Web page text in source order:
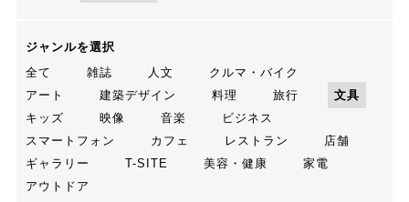
ジャンルを選択
全て
雑誌 人文
クルマ・バイク
アート
建築デザイン 料理 旅行
文具
キッズ
映像 音楽
ビジネス
スマートフォン
カフェ レストラン
店舗
ギャラリー
T-SITE 美容・健康
家電
アウトドア